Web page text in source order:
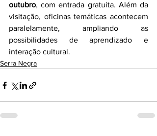
outubro, com entrada gratuita. Além da
visitação, oficinas temáticas acontecem
paralelamente, ampliando as
possibilidades de aprendizado e
interação cultural.
Serra Negra